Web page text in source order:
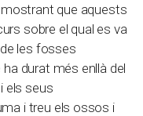
que aquests
sobre el qual es va
les fosses
durat més enllà del
els seus
i treu els ossos i